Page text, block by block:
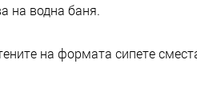
на водна баня.
на формата сипете